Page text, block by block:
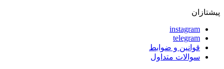
پیشتازان
instagram
telegram
قوانین و ضوابط
سوالات متداول